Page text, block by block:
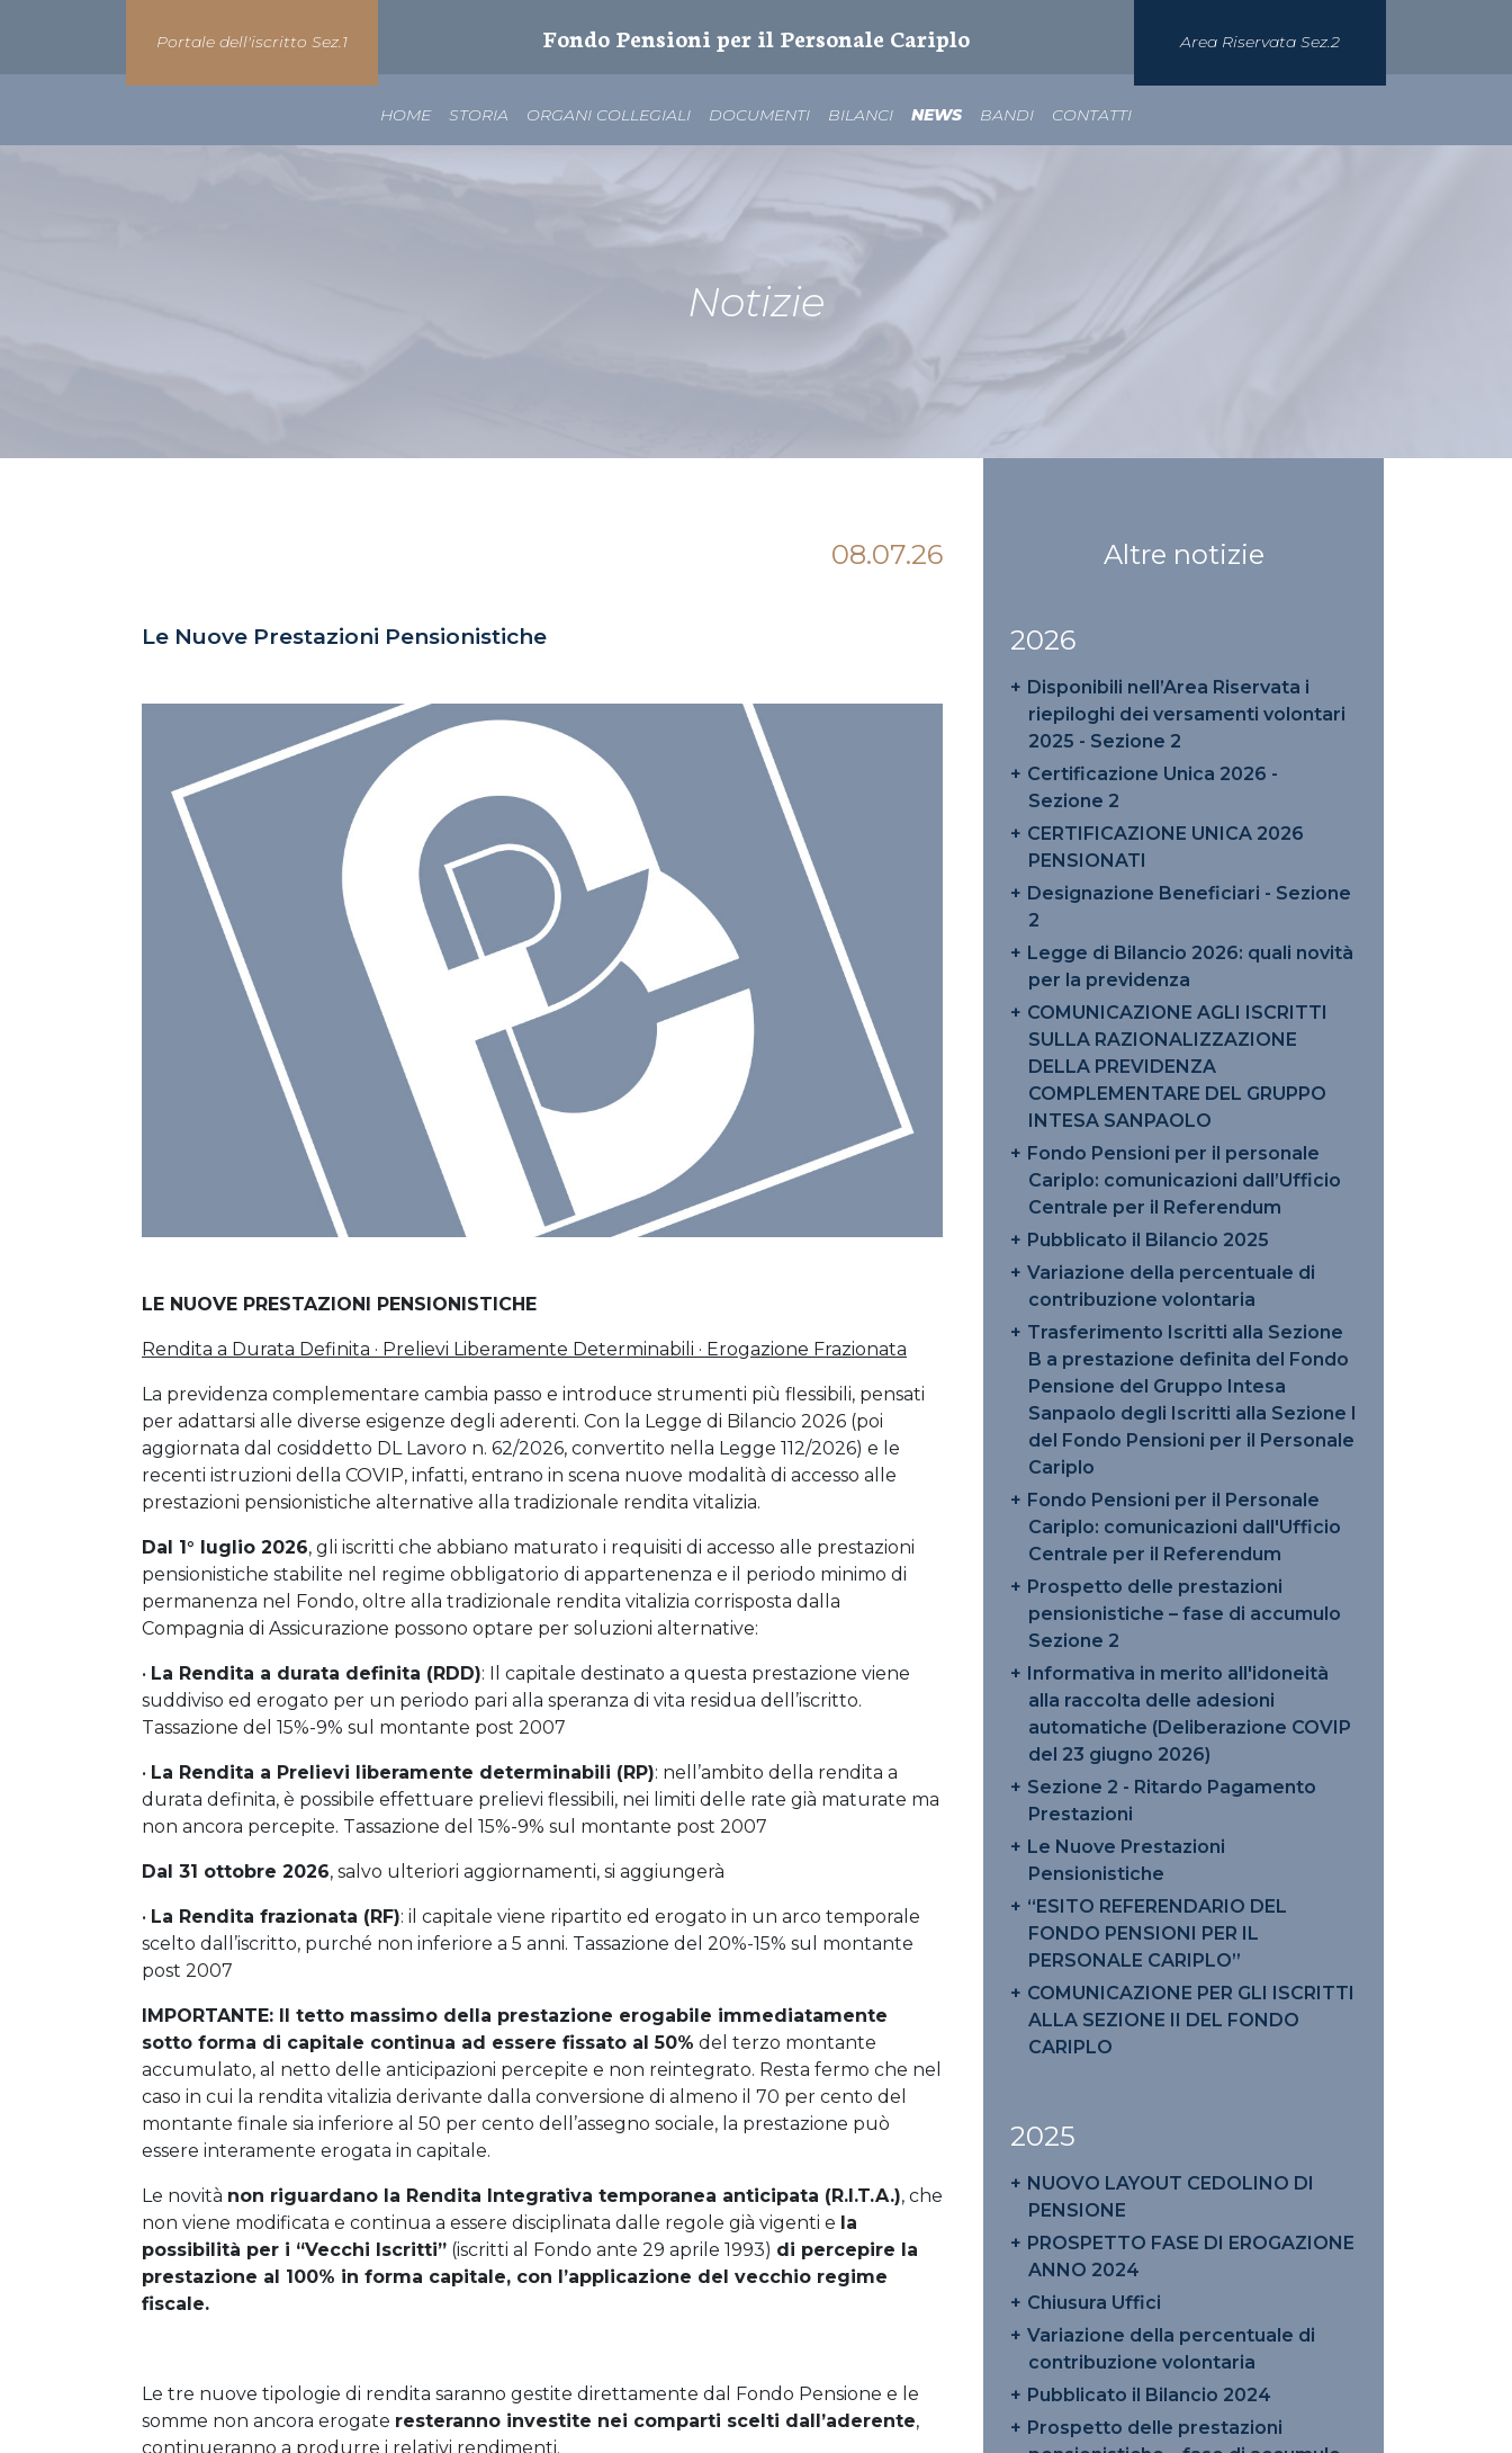
Portale dell'iscritto Sez.1 Fondo Pensioni per il Personale Cariplo Area Riservata Sez.2
HOME STORIA ORGANI COLLEGIALI DOCUMENTI BILANCI NEWS BANDI CONTATTI
Notizie
08.07.26
Le Nuove Prestazioni Pensionistiche
LE NUOVE PRESTAZIONI PENSIONISTICHE
Rendita a Durata Definita · Prelievi Liberamente Determinabili · Erogazione Frazionata
La previdenza complementare cambia passo e introduce strumenti più flessibili, pensati
per adattarsi alle diverse esigenze degli aderenti. Con la Legge di Bilancio 2026 (poi
aggiornata dal cosiddetto DL Lavoro n. 62/2026, convertito nella Legge 112/2026) e le
recenti istruzioni della COVIP, infatti, entrano in scena nuove modalità di accesso alle
prestazioni pensionistiche alternative alla tradizionale rendita vitalizia.
Dal 1° luglio 2026, gli iscritti che abbiano maturato i requisiti di accesso alle prestazioni
pensionistiche stabilite nel regime obbligatorio di appartenenza e il periodo minimo di
permanenza nel Fondo, oltre alla tradizionale rendita vitalizia corrisposta dalla
Compagnia di Assicurazione possono optare per soluzioni alternative:
• La Rendita a durata definita (RDD): Il capitale destinato a questa prestazione viene
suddiviso ed erogato per un periodo pari alla speranza di vita residua dell’iscritto.
Tassazione del 15%-9% sul montante post 2007
• La Rendita a Prelievi liberamente determinabili (RP): nell’ambito della rendita a
durata definita, è possibile effettuare prelievi flessibili, nei limiti delle rate già maturate ma
non ancora percepite. Tassazione del 15%-9% sul montante post 2007
Dal 31 ottobre 2026, salvo ulteriori aggiornamenti, si aggiungerà
• La Rendita frazionata (RF): il capitale viene ripartito ed erogato in un arco temporale
scelto dall’iscritto, purché non inferiore a 5 anni. Tassazione del 20%-15% sul montante
post 2007
IMPORTANTE: Il tetto massimo della prestazione erogabile immediatamente
sotto forma di capitale continua ad essere fissato al 50% del terzo montante
accumulato, al netto delle anticipazioni percepite e non reintegrato. Resta fermo che nel
caso in cui la rendita vitalizia derivante dalla conversione di almeno il 70 per cento del
montante finale sia inferiore al 50 per cento dell’assegno sociale, la prestazione può
essere interamente erogata in capitale.
Le novità non riguardano la Rendita Integrativa temporanea anticipata (R.I.T.A.), che
non viene modificata e continua a essere disciplinata dalle regole già vigenti e la
possibilità per i “Vecchi Iscritti” (iscritti al Fondo ante 29 aprile 1993) di percepire la
prestazione al 100% in forma capitale, con l’applicazione del vecchio regime
fiscale.
Le tre nuove tipologie di rendita saranno gestite direttamente dal Fondo Pensione e le
somme non ancora erogate resteranno investite nei comparti scelti dall’aderente,
continueranno a produrre i relativi rendimenti.
Altre notizie
2026
Disponibili nell’Area Riservata i
riepiloghi dei versamenti volontari
2025 - Sezione 2
Certificazione Unica 2026 -
Sezione 2
CERTIFICAZIONE UNICA 2026
PENSIONATI
Designazione Beneficiari - Sezione
2
Legge di Bilancio 2026: quali novità
per la previdenza
COMUNICAZIONE AGLI ISCRITTI
SULLA RAZIONALIZZAZIONE
DELLA PREVIDENZA
COMPLEMENTARE DEL GRUPPO
INTESA SANPAOLO
Fondo Pensioni per il personale
Cariplo: comunicazioni dall’Ufficio
Centrale per il Referendum
Pubblicato il Bilancio 2025
Variazione della percentuale di
contribuzione volontaria
Trasferimento Iscritti alla Sezione
B a prestazione definita del Fondo
Pensione del Gruppo Intesa
Sanpaolo degli Iscritti alla Sezione I
del Fondo Pensioni per il Personale
Cariplo
Fondo Pensioni per il Personale
Cariplo: comunicazioni dall'Ufficio
Centrale per il Referendum
Prospetto delle prestazioni
pensionistiche – fase di accumulo
Sezione 2
Informativa in merito all'idoneità
alla raccolta delle adesioni
automatiche (Deliberazione COVIP
del 23 giugno 2026)
Sezione 2 - Ritardo Pagamento
Prestazioni
Le Nuove Prestazioni
Pensionistiche
“ESITO REFERENDARIO DEL
FONDO PENSIONI PER IL
PERSONALE CARIPLO”
COMUNICAZIONE PER GLI ISCRITTI
ALLA SEZIONE II DEL FONDO
CARIPLO
2025
NUOVO LAYOUT CEDOLINO DI
PENSIONE
PROSPETTO FASE DI EROGAZIONE
ANNO 2024
Chiusura Uffici
Variazione della percentuale di
contribuzione volontaria
Pubblicato il Bilancio 2024
Prospetto delle prestazioni